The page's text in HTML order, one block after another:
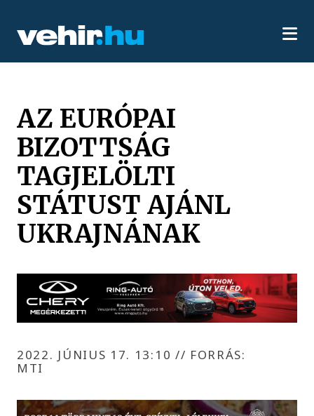
AZ EURÓPAI
BIZOTTSÁG
TAGJELÖLTI
STÁTUST AJÁNL
UKRAJNÁNAK
2022. JÚNIUS 17. 13:10 // FORRÁS:
MTI